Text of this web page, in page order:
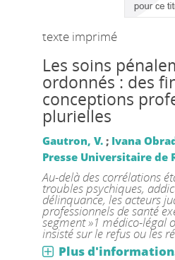
texte imprimé
Les soins
ordonnés : des
conceptions
plurielles
Gautron, V.; Ivana
Presse Universitaire de
Au-delà des corrélations
troubles psychiques,
délinquance, les acteurs
professionnels de santé
segment »1 médico-légal
insisté sur le refus ou les
Plus